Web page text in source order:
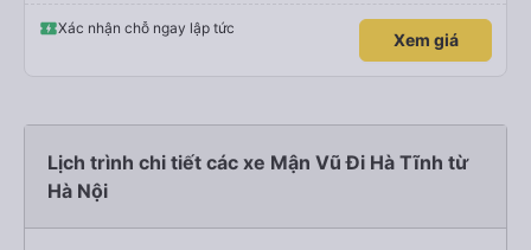
Xác nhận chỗ ngay lập tức
Xem giá
Lịch trình chi tiết các xe Mận Vũ Đi Hà Tĩnh từ
Hà Nội